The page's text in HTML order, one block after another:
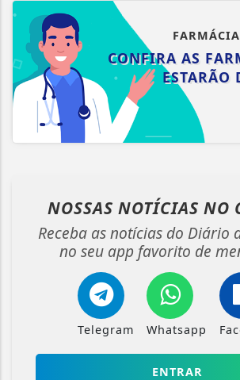
CONFIRA AS
ESTARÃO
NOSSAS NOTÍCIAS NO
Receba as notícias do Diário
no seu app favorito de
Telegram Whatsapp
ENTRAR